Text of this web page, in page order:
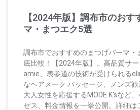
【2024年版】調布市のお
マ・まつエク5選
調布市でおすすめのまつげパーマ・
底比較！【2024年版】。高品質サ
amie、表参道の技術が受けられる
なヘアメーク パッセージ、メンズ歓
大人女性を応援するMODE K’sなど
セス、料金情報を一挙公開。詳細は